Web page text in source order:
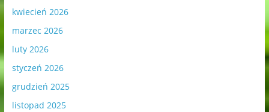
kwiecień 2026
marzec 2026
luty 2026
styczeń 2026
grudzień 2025
listopad 2025